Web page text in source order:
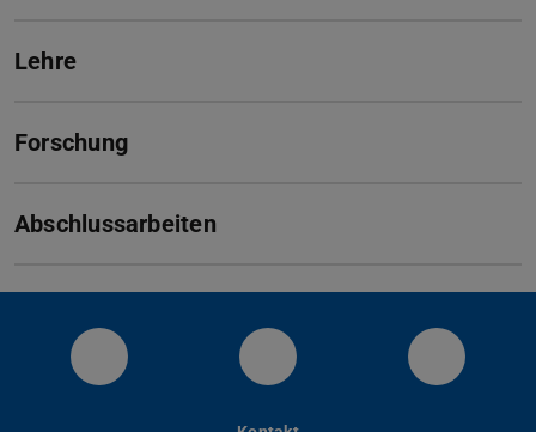
Lehre
Forschung
Abschlussarbeiten
Visit us on YouTubeInstagram LinkedIn